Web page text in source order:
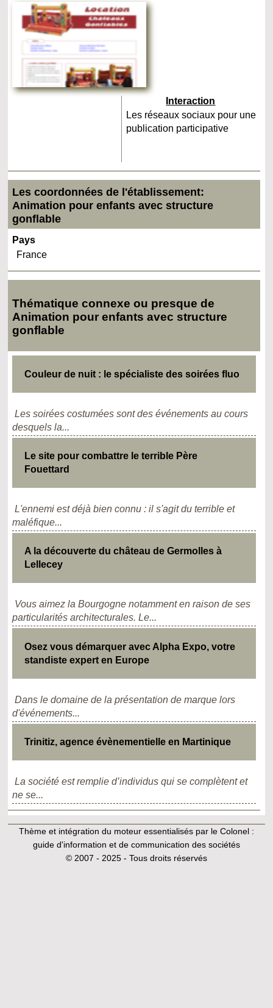
Interaction
Les réseaux sociaux pour une
publication participative
Les coordonnées de l'établissement:
Animation pour enfants avec structure
gonflable
Pays
France
Thématique connexe ou presque de
Animation pour enfants avec structure
gonflable
Couleur de nuit : le spécialiste des soirées fluo
Les soirées costumées sont des événements au cours
desquels la...
Le site pour combattre le terrible Père
Fouettard
L'ennemi est déjà bien connu : il s'agit du terrible et
maléfique...
A la découverte du château de Germolles à
Lellecey
Vous aimez la Bourgogne notamment en raison de ses
particularités architecturales. Le...
Osez vous démarquer avec Alpha Expo, votre
standiste expert en Europe
Dans le domaine de la présentation de marque lors
d'événements...
Trinitiz, agence évènementielle en Martinique
La société est remplie d’individus qui se complètent et
ne se...
Thème et intégration du moteur essentialisés par le Colonel :
guide d'information et de communication des sociétés
© 2007 - 2025 - Tous droits réservés